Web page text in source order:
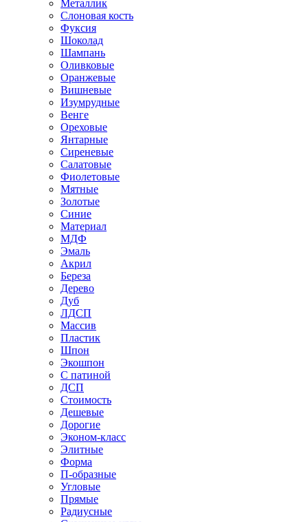
Металлик
Слоновая кость
Фуксия
Шоколад
Шампань
Оливковые
Оранжевые
Вишневые
Изумрудные
Венге
Ореховые
Янтарные
Сиреневые
Салатовые
Фиолетовые
Мятные
Золотые
Синие
Материал
МДФ
Эмаль
Акрил
Береза
Дерево
Дуб
ЛДСП
Массив
Пластик
Шпон
Экошпон
С патиной
ДСП
Стоимость
Дешевые
Дорогие
Эконом-класс
Элитные
Форма
П-образные
Угловые
Прямые
Радиусные